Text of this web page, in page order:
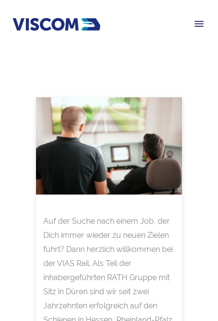
Auf der Suche nach einem Job, der
Dich immer wieder zu neuen Zielen
führt? Dann herzlich willkommen bei
der VIAS Rail. Als Teil der
inhabergeführten RATH Gruppe mit
Sitz in Düren sind wir seit zwei
Jahrzehnten erfolgreich auf den